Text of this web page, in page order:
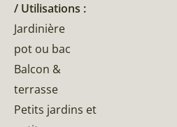
/ Utilisations :
Jardinière
pot ou bac
Balcon &
terrasse
Petits jardins et